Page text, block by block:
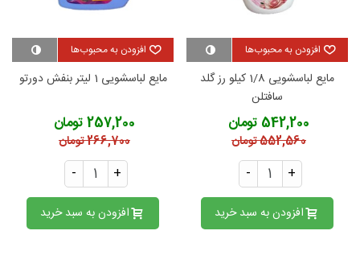
افزودن به محبوب‌ها
مایع لباسشویی 1/8 کیلو رز گلد
سافتلن
542,200 تومان
552,560 تومان
- +
افزودن به سبد خرید
افزودن به محبوب‌ها
مایع لباسشویی 1 لیتر بنفش دورتو
257,200 تومان
266,700 تومان
- +
افزودن به سبد خرید